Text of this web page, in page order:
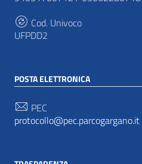
Cod. Univoco
UFPDD2
POSTA ELETTRONICA
PEC
protocollo@pec.parcogargano.it